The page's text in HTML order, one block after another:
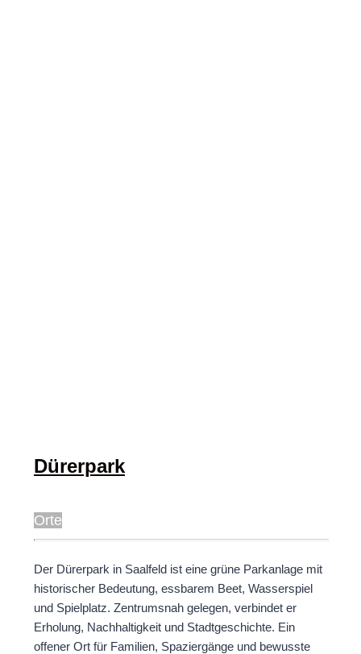
Dürerpark
Orte
Der Dürerpark in Saalfeld ist eine grüne Parkanlage mit
historischer Bedeutung, essbarem Beet, Wasserspiel
und Spielplatz. Zentrumsnah gelegen, verbindet er
Erholung, Nachhaltigkeit und Stadtgeschichte. Ein
offener Ort für Familien, Spaziergänge und bewusste